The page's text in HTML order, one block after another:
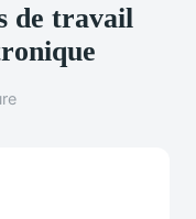
de travail